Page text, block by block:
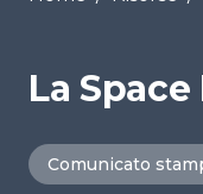
La
Comunicato